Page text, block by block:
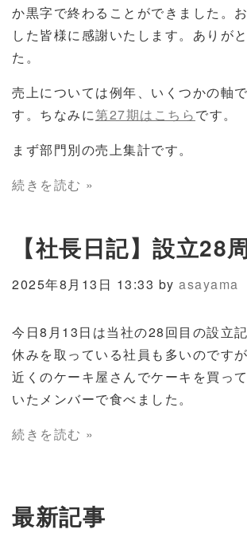
か黒字で終わることができました。
した皆様に感謝いたします。ありが
た。
売上については例年、いくつかの軸
す。ちなみに第27期はこちらです。
まず部門別の売上集計です。
続きを読む »
【社長日記】設立28
2025年8月13日 13:33 by asayama
今日8月13日は当社の28回目の設立
休みを取っている社員も多いのです
近くのケーキ屋さんでケーキを買っ
いたメンバーで食べました。
続きを読む »
最新記事